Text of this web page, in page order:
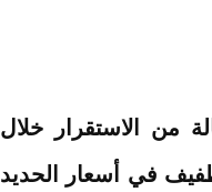
من الاستقرار خلال
فبراير 2026، مع تباين طفيف في أسعار الحديد